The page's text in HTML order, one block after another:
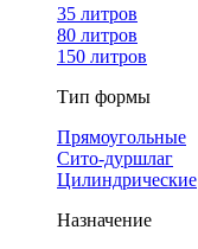
35 литров
80 литров
150 литров
Тип формы
Прямоугольные
Сито-дуршлаг
Цилиндрические
Назначение